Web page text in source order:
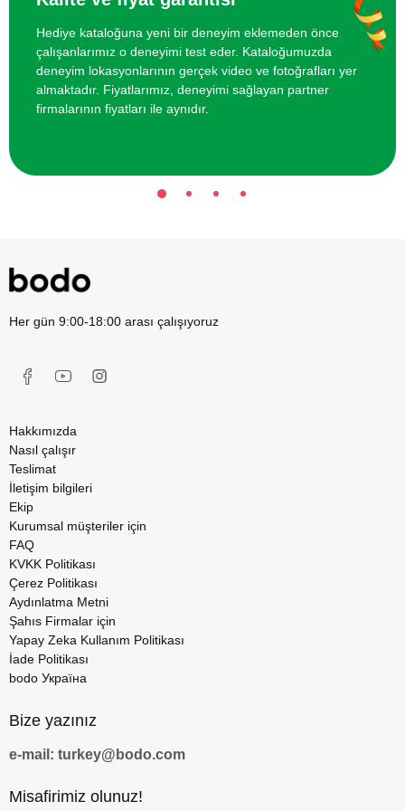
Hediye kataloğuna yeni bir deneyim eklemeden önce
çalışanlarımız o deneyimi test eder. Kataloğumuzda
deneyim lokasyonlarının gerçek video ve fotoğrafları yer
almaktadır. Fiyatlarımız, deneyimi sağlayan partner
firmalarının fiyatları ile aynıdır.
Her gün 9:00-18:00 arası çalışıyoruz
Hakkımızda
Nasıl çalışır
Teslimat
İletişim bilgileri
Ekip
Kurumsal müşteriler için
FAQ
KVKK Politikası
Çerez Politikası
Aydınlatma Metni
Şahıs Firmalar için
Yapay Zeka Kullanım Politikası
İade Politikası
bodo Україна
Bize yazınız
e-mail: turkey@bodo.com
Misafirimiz olunuz!